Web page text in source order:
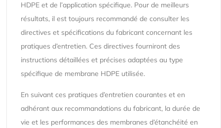
HDPE et de l’application spécifique. Pour de meilleurs
résultats, il est toujours recommandé de consulter les
directives et spécifications du fabricant concernant les
pratiques d’entretien. Ces directives fourniront des
instructions détaillées et précises adaptées au type
spécifique de membrane HDPE utilisée.
En suivant ces pratiques d’entretien courantes et en
adhérant aux recommandations du fabricant, la durée de
vie et les performances des membranes d’étanchéité en